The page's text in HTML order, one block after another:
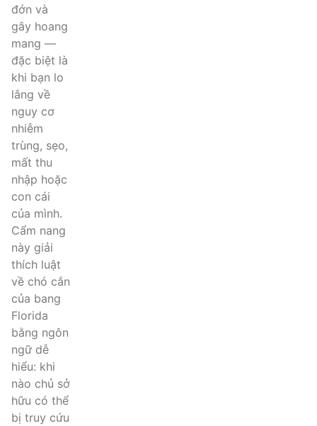
đớn và
gây hoang
mang —
đặc biệt là
khi bạn lo
lắng về
nguy cơ
nhiễm
trùng, sẹo,
mất thu
nhập hoặc
con cái
của mình.
Cẩm nang
này giải
thích luật
về chó cắn
của bang
Florida
bằng ngôn
ngữ dễ
hiểu: khi
nào chủ sở
hữu có thể
bị truy cứu